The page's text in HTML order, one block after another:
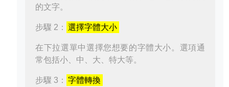
的文字。
步驟 2： 選擇字體大小
在下拉選單中選擇您想要的字體大小。選項通
常包括小、中、大、特大等。
步驟 3： 字體轉換